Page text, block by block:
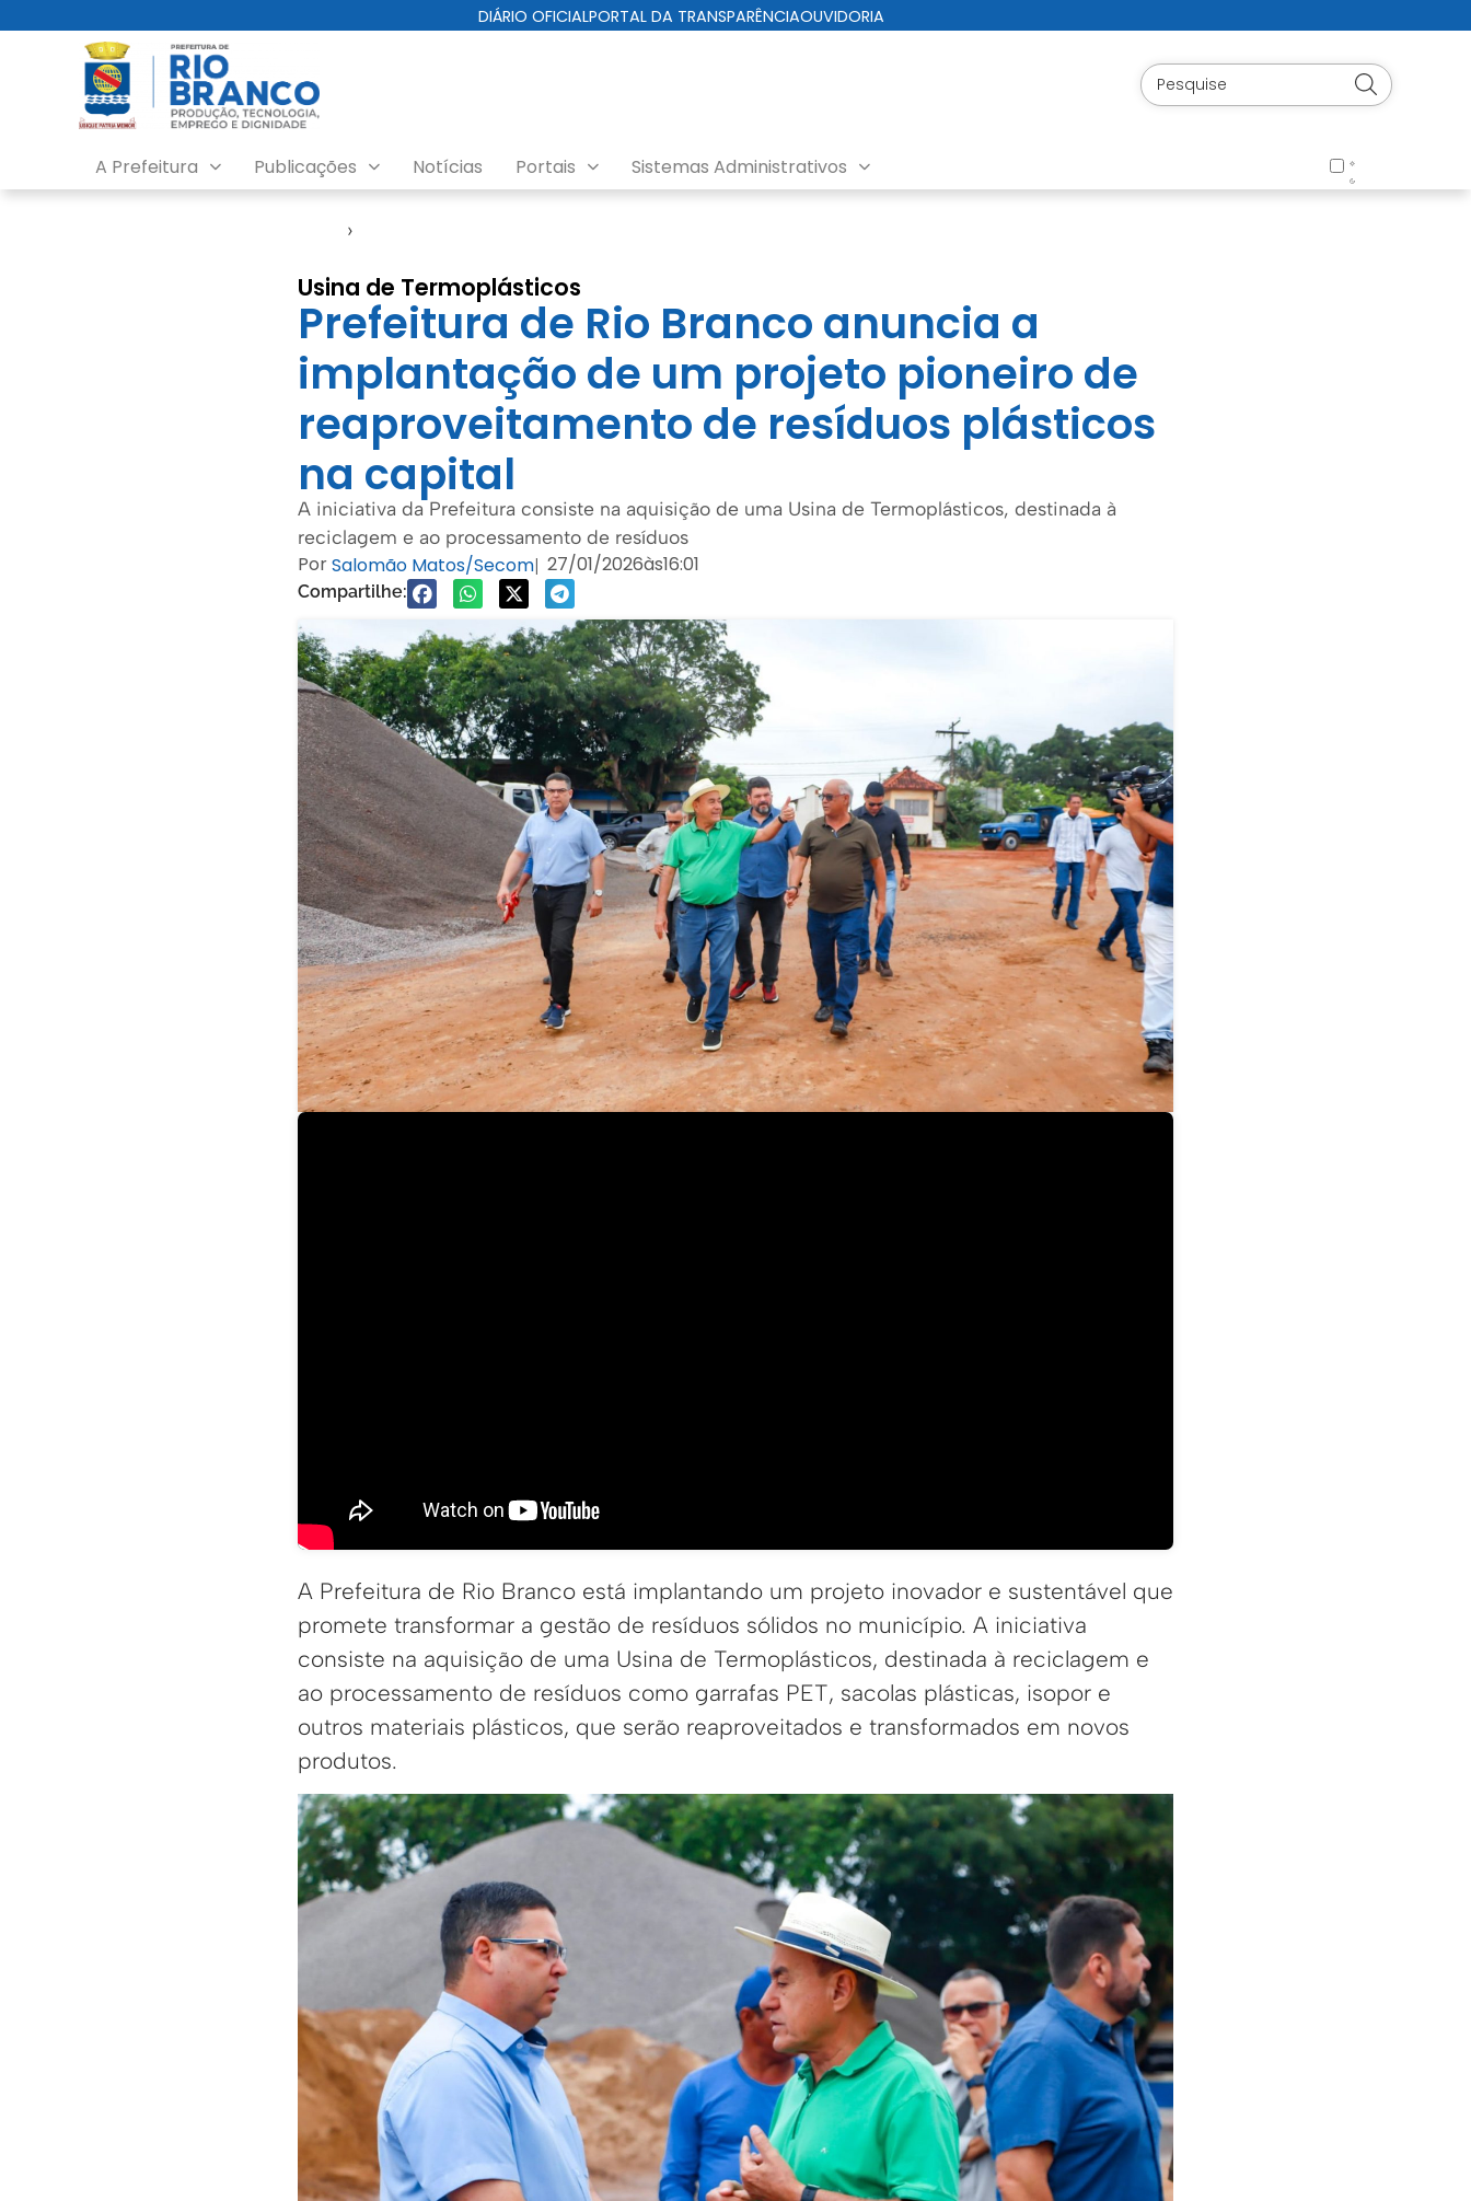
DIÁRIO OFICIALPORTAL DA TRANSPARÊNCIAOUVIDORIA
A Prefeitura Publicações Notícias Portais Sistemas Administrativos
›
Usina de Termoplásticos
Prefeitura de Rio Branco anuncia a
implantação de um projeto pioneiro de
reaproveitamento de resíduos plásticos
na capital
A iniciativa da Prefeitura consiste na aquisição de uma Usina de Termoplásticos, destinada à
reciclagem e ao processamento de resíduos
PorSalomão Matos/Secom| 27/01/2026às16:01
Compartilhe:
A Prefeitura de Rio Branco está implantando um projeto inovador e sustentável que
promete transformar a gestão de resíduos sólidos no município. A iniciativa
consiste na aquisição de uma Usina de Termoplásticos, destinada à reciclagem e
ao processamento de resíduos como garrafas PET, sacolas plásticas, isopor e
outros materiais plásticos, que serão reaproveitados e transformados em novos
produtos.